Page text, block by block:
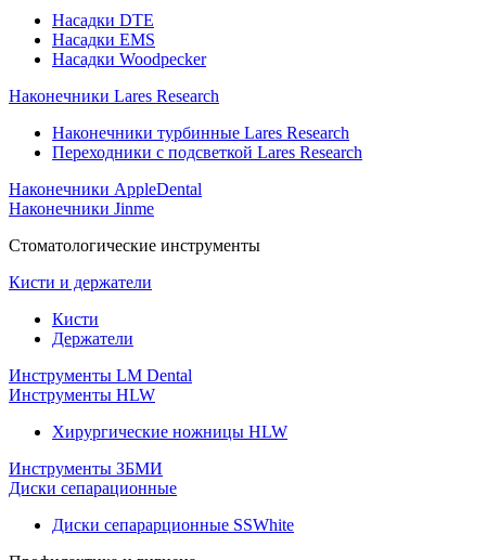
Насадки DTE
Насадки EMS
Насадки Woodpecker
Наконечники Lares Research
Наконечники турбинные Lares Research
Переходники с подсветкой Lares Research
Наконечники AppleDental
Наконечники Jinme
Стоматологические инструменты
Кисти и держатели
Кисти
Держатели
Инструменты LM Dental
Инструменты HLW
Хирургические ножницы HLW
Инструменты ЗБМИ
Диски сепарационные
Диски сепарарционные SSWhite